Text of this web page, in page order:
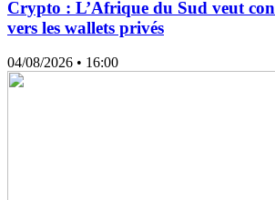
Crypto : L’Afrique du Sud veut
vers les wallets privés
04/08/2026 • 16:00